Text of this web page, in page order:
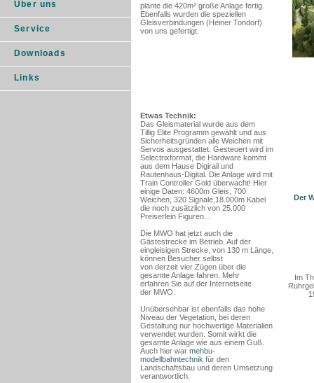
Über uns
Service
Downloads
Links
plante die 420m² große Anlage fertig.
Ebenfalls wurden die speziellen
Gleisverbindungen (Heiner Tondorf)
von uns gefertigt.
Etwas Technik:
Das Gleismaterial wurde aus dem
Tillig Elite Programm gewählt und aus
Sicherheitsgründen alle Weichen mit
Servos ausgestattet. Gesteuert wird im
Selectrixformat, die Hardware kommt
aus dem Hause Digirail und
Rautenhaus-Digital. Die Anlage wird mit
Train Controller Gold überwacht! Hier
einige Daten: 4600m Gleis, 700
Weichen, 320 Signale,18.000m Kabel
die noch zusätzlich von 25.000
Preiserlein Figuren...
Die MWO hat jetzt auch die
Gästestrecke im Betrieb. Auf der
eingleisigen Strecke, von 130 m Länge,
können Besucher selbst
von derzeit vier Zügen über die
gesamte Anlage fahren. Mehr
erfahren Sie auf der Internetseite
der MWO.
Unübersehbar ist ebenfalls das hohe
Niveau der Vegetation, bei deren
Gestaltung nur hochwertige Materialien
verwendet wurden. Somit wirkt die
gesamte Anlage wie aus einem Guß.
Auch hier war mehbu-
modellbahntechnik für den
Landschaftsbau und deren Umsetzung
verantwortlich.
Der
Im